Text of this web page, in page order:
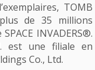
TOMB
de 35 millions
INVADERS®.
est une filiale en
Co., Ltd.